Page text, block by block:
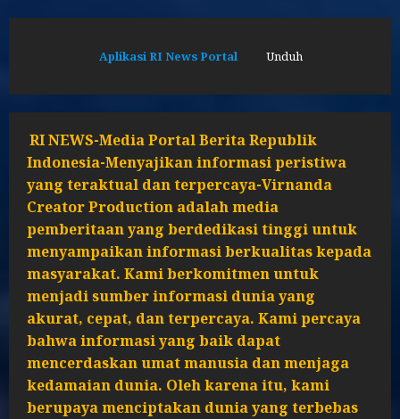
Aplikasi RI News Portal Unduh
RI NEWS-Media Portal Berita Republik
Indonesia-Menyajikan informasi peristiwa
yang teraktual dan terpercaya-Virnanda
Creator Production adalah media
pemberitaan yang berdedikasi tinggi untuk
menyampaikan informasi berkualitas kepada
masyarakat. Kami berkomitmen untuk
menjadi sumber informasi dunia yang
akurat, cepat, dan terpercaya. Kami percaya
bahwa informasi yang baik dapat
mencerdaskan umat manusia dan menjaga
kedamaian dunia. Oleh karena itu, kami
berupaya menciptakan dunia yang terbebas